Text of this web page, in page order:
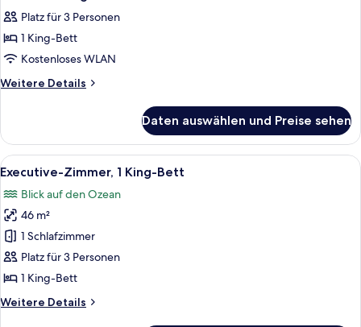
Fotos
für
Executive
King
Room
anzeigen
Platz für 3 Personen
1 King-Bett
Kostenloses WLAN
Weitere Details
Weitere
King
Room
With
Daten auswählen und Preise sehen
Alle
Fotos
für
Executive-
Zimmer,
1 King-
Bett
Ein modernes Hotelzimmer mit
8
Executive-Zimmer, 1 King-Bett
Blick auf den Ozean
46 m²
1 Schlafzimmer
Platz für 3 Personen
1 King-Bett
Weitere Details
Weitere